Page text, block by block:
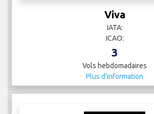
Viva
IATA:
ICAO:
3
Vols hebdomadaires
Plus d'information